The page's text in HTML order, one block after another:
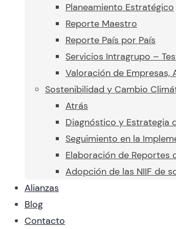
Planeamiento Estratégico
Reporte Maestro
Reporte País por País
Servicios Intragrupo –
Valoración de Empresas,
Sostenibilidad y Cambio
Atrás
Diagnóstico y Estrategia
Seguimiento en la
Elaboración de Reportes
Adopción de las NIIF de
Alianzas
Blog
Contacto